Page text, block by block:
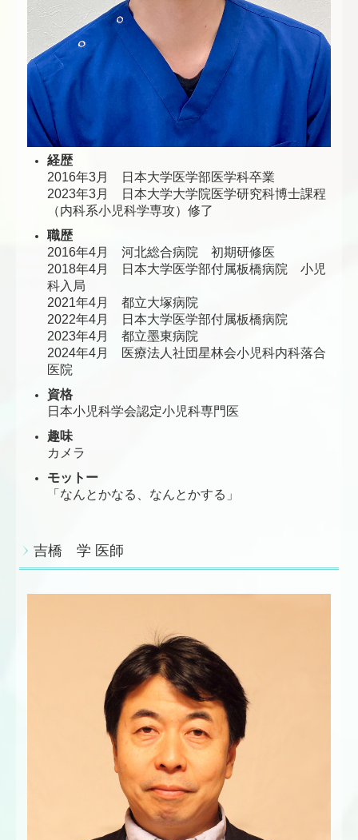
経歴
2016年3月 日本大学医学部医学科卒業
2023年3月 日本大学大学院医学研究科博士課程
（内科系小児科学専攻）修了
職歴
2016年4月 河北総合病院 初期研修医
2018年4月 日本大学医学部付属板橋病院 小児
科入局
2021年4月 都立大塚病院
2022年4月 日本大学医学部付属板橋病院
2023年4月 都立墨東病院
2024年4月 医療法人社団星林会小児科内科落合
医院
資格
日本小児科学会認定小児科専門医
趣味
カメラ
モットー
「なんとかなる、なんとかする」
吉橋 学 医師